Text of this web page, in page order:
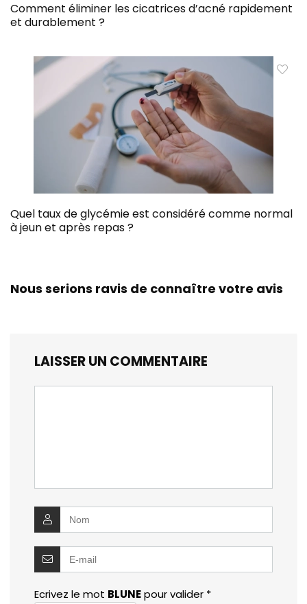
Comment éliminer les cicatrices d’acné rapidement
et durablement ?
Quel taux de glycémie est considéré comme normal
à jeun et après repas ?
Nous serions ravis de connaître votre avis
LAISSER UN COMMENTAIRE
Ecrivez le mot BLUNEpour valider *